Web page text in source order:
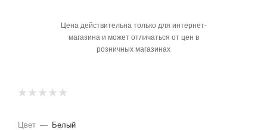
Цена действительна только для интернет-
магазина и может отличаться от цен в
розничных магазинах
Цвет — Белый